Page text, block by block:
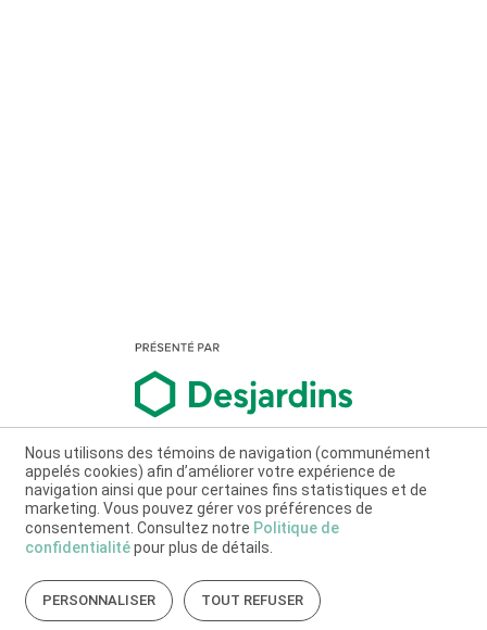
Nous utilisons des témoins de navigation (communément
appelés cookies) afin d’améliorer votre expérience de
navigation ainsi que pour certaines fins statistiques et de
marketing. Vous pouvez gérer vos préférences de
consentement. Consultez notre Politique de
confidentialitépour plus de détails.
PERSONNALISER TOUT REFUSER